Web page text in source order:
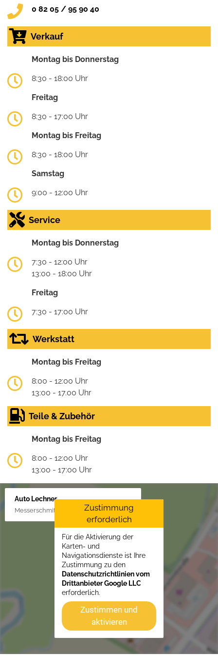
0 82 05 / 95 90 40
Verkauf
Montag bis Donnerstag
8:30 - 18:00 Uhr
Freitag
8:30 - 17:00 Uhr
Montag bis Freitag
8:30 - 18:00 Uhr
Samstag
9:00 - 12:00 Uhr
Service
Montag bis Donnerstag
7:30 - 12:00 Uhr
13:00 - 18:00 Uhr
Freitag
7:30 - 17:00 Uhr
Werkstatt
Montag bis Freitag
8:00 - 12:00 Uhr
13:00 - 17.00 Uhr
Teile & Zubehör
Montag bis Freitag
8:00 - 12:00 Uhr
13:00 - 17:00 Uhr
Auto Lechner
Messerschmittstr. 4, 86453 Dasing/Lindl
Zustimmung
erforderlich
Für die Aktivierung der
Karten- und
Navigationsdienste ist Ihre
Zustimmung zu den
Datenschutzrichtlinien vom
Drittanbieter Google LLC
erforderlich.
Zustimmen und
aktivieren